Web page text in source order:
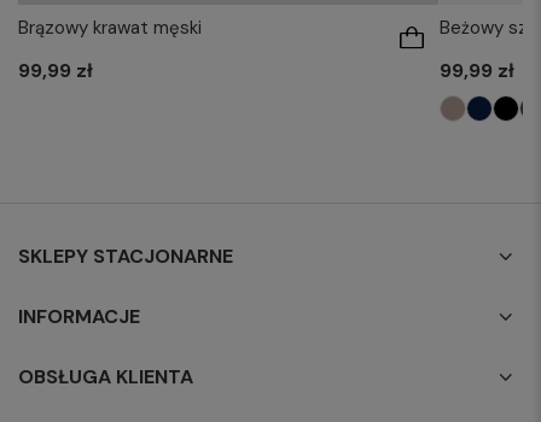
Brązowy krawat męski
99,99 zł
Beżowy
99,99 zł
SKLEPY STACJONARNE
INFORMACJE
OBSŁUGA KLIENTA